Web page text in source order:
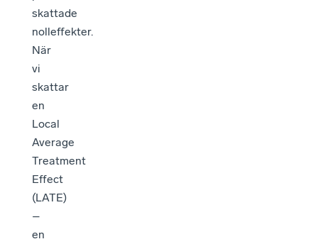
skattade
nolleffekter.
När
vi
skattar
en
Local
Average
Treatment
Effect
(LATE)
–
en